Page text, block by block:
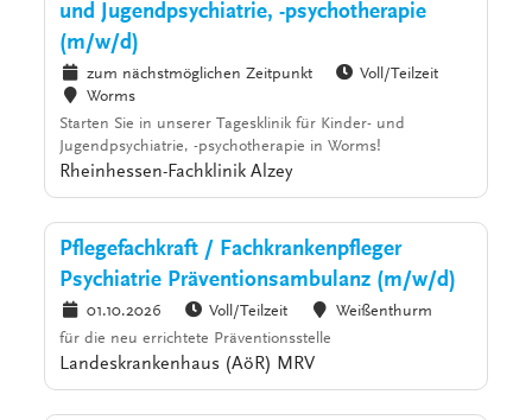
und Jugendpsychiatrie, -psychotherapie
(m/w/d)
zum nächstmöglichen Zeitpunkt
Voll/Teilzeit
Worms
Starten Sie in unserer Tagesklinik für Kinder- und
Jugendpsychiatrie, -psychotherapie in Worms!
Rheinhessen-Fachklinik Alzey
Pflegefachkraft / Fachkrankenpfleger
Psychiatrie Präventionsambulanz (m/w/d)
01.10.2026 Voll/Teilzeit
Weißenthurm
für die neu errichtete Präventionsstelle
Landeskrankenhaus (AöR) MRV